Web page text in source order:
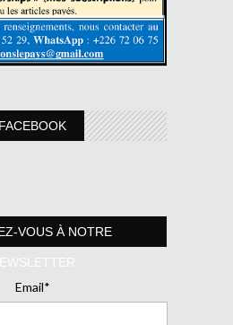
FACEBOOK
VOUS À NOTRE
Email*